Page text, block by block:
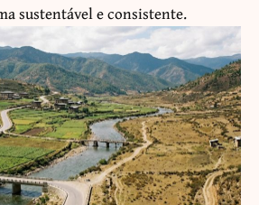
sustentável e consistente.